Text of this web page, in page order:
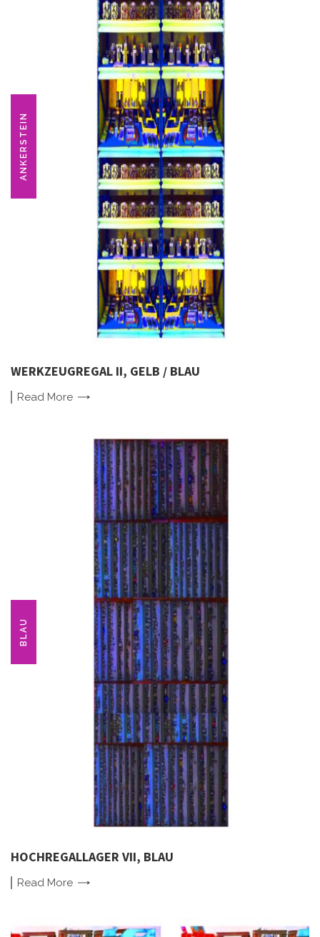
ANKERSTEIN
WERKZEUGREGAL II, GELB / BLAU
Read More
BLAU
HOCHREGALLAGER VII, BLAU
Read More